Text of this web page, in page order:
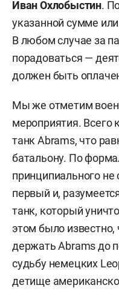
Иван Охлобыстин.
указанной сумме
В любом случае за
порадоваться —
должен быть
Мы же отметим
мероприятия. Всего
танк Abrams, что
батальону. По
принципиального не
первый и,
танк, который
этом было
держать Abrams до
судьбу немецких
детище